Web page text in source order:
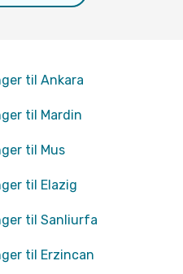
til Ankara
til Mardin
til Mus
til Elazig
til Sanliurfa
til Erzincan